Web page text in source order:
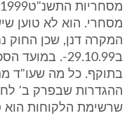
מסחרי. הוא לא טוען
ב29.10.99-.
בתוקף. כל מה שעו"ד
ההגדרות שבפרק ב'
שרשימת הלקוחות הוא